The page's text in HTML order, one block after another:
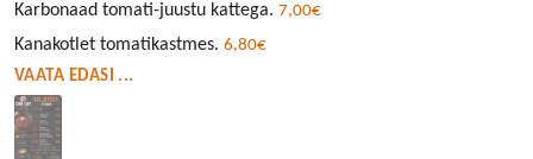
Karbonaad tomati-juustu kattega. 7,00€
Kanakotlet tomatikastmes. 6,80€
VAATA EDASI ...